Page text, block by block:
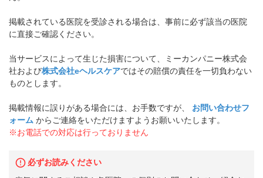
掲載されている医院を受診される場合は、事前に必ず該当の医院
に直接ご確認ください。
当サービスによって生じた損害について、ミーカンパニー株式会
社および株式会社eヘルスケアではその賠償の責任を一切負わない
ものとします。
掲載情報に誤りがある場合には、お手数ですが、
お問い合わせフ
ォーム からご連絡をいただけますようお願いいたします。
※お電話での対応は行っておりません
必ずお読みください